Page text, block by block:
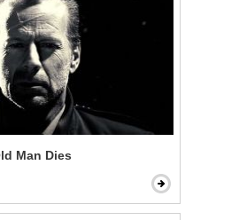
Man Dies